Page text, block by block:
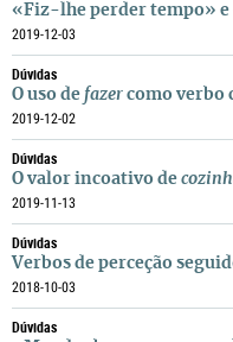
«Fiz-lhe perder tempo»
2019-12-03
Dúvidas
O uso de fazer como verbo
2019-12-02
Dúvidas
O valor incoativo de
2019-11-13
Dúvidas
Verbos de perceção
2018-10-03
Dúvidas